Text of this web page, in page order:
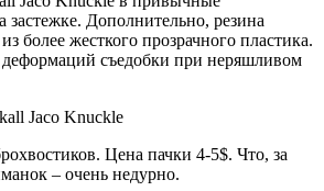
застежке. Дополнительно, резина
более жесткого прозрачного пластика.
деформаций съедобки при неряшливом
Цена пачки 4-5$. Что, за
– очень недурно.